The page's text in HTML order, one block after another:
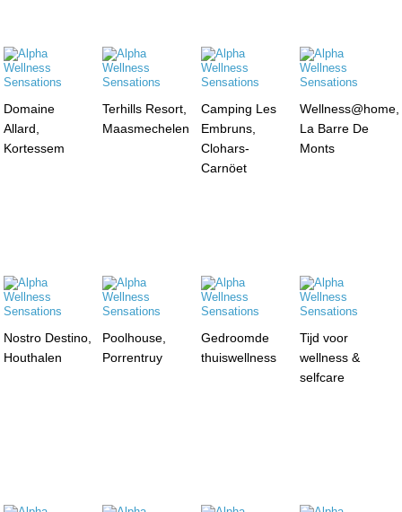
Domaine
Allard,
Kortessem
Terhills Resort,
Maasmechelen
Camping Les
Embruns,
Clohars-
Carnöet
Wellness@home,
La Barre De
Monts
Nostro Destino,
Houthalen
Poolhouse,
Porrentruy
Gedroomde
thuiswellness
Tijd voor
wellness &
selfcare